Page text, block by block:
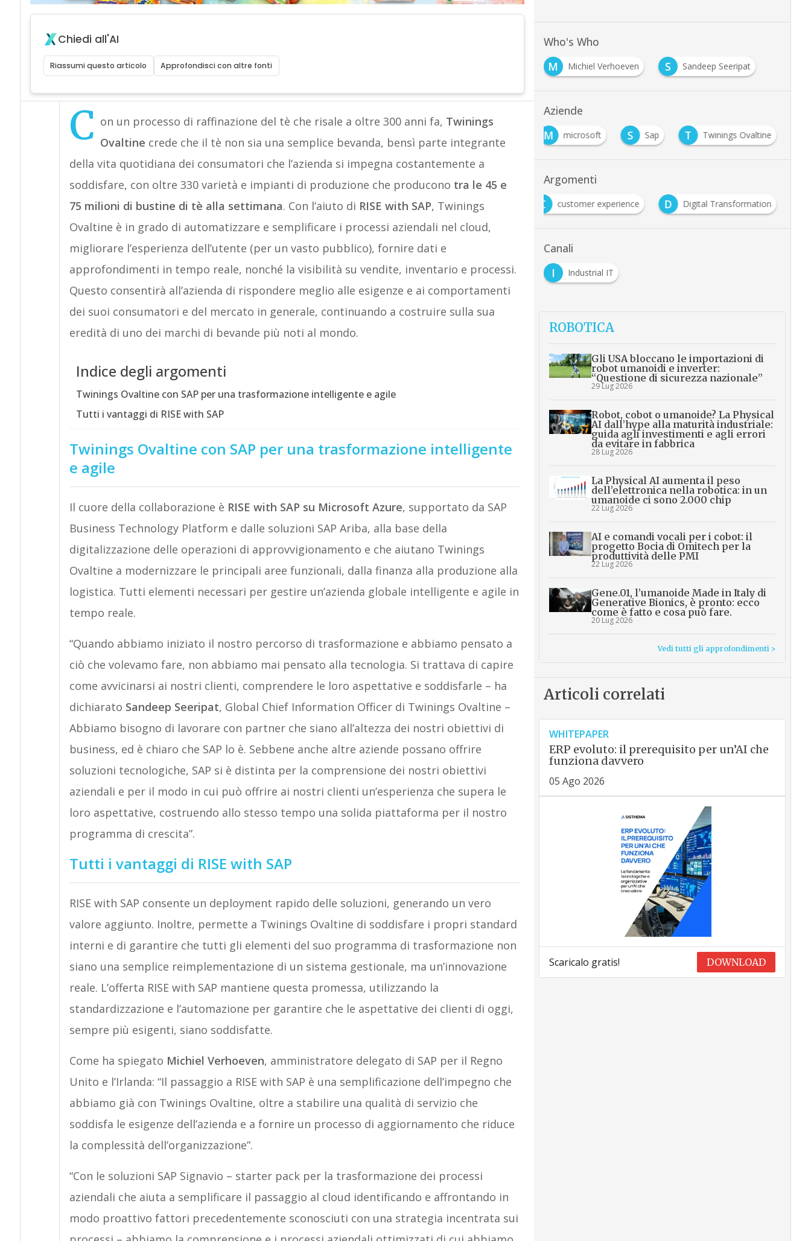
Chiedi all'AI
Riassumi questo articolo Approfondisci con altre fonti
C on un processo di raffinazione del tè che risale a oltre 300 anni fa, Twinings
Ovaltine crede che il tè non sia una semplice bevanda, bensì parte integrante
della vita quotidiana dei consumatori che l’azienda si impegna costantemente a
soddisfare, con oltre 330 varietà e impianti di produzione che producono tra le 45 e
75 milioni di bustine di tè alla settimana. Con l’aiuto di RISE with SAP, Twinings
Ovaltine è in grado di automatizzare e semplificare i processi aziendali nel cloud,
migliorare l’esperienza dell’utente (per un vasto pubblico), fornire dati e
approfondimenti in tempo reale, nonché la visibilità su vendite, inventario e processi.
Questo consentirà all’azienda di rispondere meglio alle esigenze e ai comportamenti
dei suoi consumatori e del mercato in generale, continuando a costruire sulla sua
eredità di uno dei marchi di bevande più noti al mondo.
Indice degli argomenti
Twinings Ovaltine con SAP per una trasformazione intelligente e agile
Tutti i vantaggi di RISE with SAP
Twinings Ovaltine con SAP per una trasformazione intelligente
e agile
Il cuore della collaborazione è RISE with SAP su Microsoft Azure, supportato da SAP
Business Technology Platform e dalle soluzioni SAP Ariba, alla base della
digitalizzazione delle operazioni di approvvigionamento e che aiutano Twinings
Ovaltine a modernizzare le principali aree funzionali, dalla finanza alla produzione alla
logistica. Tutti elementi necessari per gestire un’azienda globale intelligente e agile in
tempo reale.
“Quando abbiamo iniziato il nostro percorso di trasformazione e abbiamo pensato a
ciò che volevamo fare, non abbiamo mai pensato alla tecnologia. Si trattava di capire
come avvicinarsi ai nostri clienti, comprendere le loro aspettative e soddisfarle – ha
dichiarato Sandeep Seeripat, Global Chief Information Officer di Twinings Ovaltine –
Abbiamo bisogno di lavorare con partner che siano all’altezza dei nostri obiettivi di
business, ed è chiaro che SAP lo è. Sebbene anche altre aziende possano offrire
soluzioni tecnologiche, SAP si è distinta per la comprensione dei nostri obiettivi
aziendali e per il modo in cui può offrire ai nostri clienti un’esperienza che supera le
loro aspettative, costruendo allo stesso tempo una solida piattaforma per il nostro
programma di crescita”.
Tutti i vantaggi di RISE with SAP
RISE with SAP consente un deployment rapido delle soluzioni, generando un vero
valore aggiunto. Inoltre, permette a Twinings Ovaltine di soddisfare i propri standard
interni e di garantire che tutti gli elementi del suo programma di trasformazione non
siano una semplice reimplementazione di un sistema gestionale, ma un’innovazione
reale. L’offerta RISE with SAP mantiene questa promessa, utilizzando la
standardizzazione e l’automazione per garantire che le aspettative dei clienti di oggi,
sempre più esigenti, siano soddisfatte.
Come ha spiegato Michiel Verhoeven, amministratore delegato di SAP per il Regno
Unito e l’Irlanda: “Il passaggio a RISE with SAP è una semplificazione dell’impegno che
abbiamo già con Twinings Ovaltine, oltre a stabilire una qualità di servizio che
soddisfa le esigenze dell’azienda e a fornire un processo di aggiornamento che riduce
la complessità dell’organizzazione”.
“Con le soluzioni SAP Signavio – starter pack per la trasformazione dei processi
aziendali che aiuta a semplificare il passaggio al cloud identificando e affrontando in
modo proattivo fattori precedentemente sconosciuti con una strategia incentrata sui
Who's Who
M
Michiel Verhoeven S Sandeep Seeripat
Aziende
M
microsoft S Sap T Twinings Ovaltine
Argomenti
C
customer experience D Digital Transformation
Canali
I
Industrial IT
ROBOTICA
Gli USA bloccano le importazioni di
robot umanoidi e inverter:
“Questione di sicurezza nazionale”
29 Lug 2026
Robot, cobot o umanoide? La Physical
AI dall’hype alla maturità industriale:
guida agli investimenti e agli errori
da evitare in fabbrica
28 Lug 2026
La Physical AI aumenta il peso
dell’elettronica nella robotica: in un
umanoide ci sono 2.000 chip
22 Lug 2026
AI e comandi vocali per i cobot: il
progetto Bocia di Omitech per la
produttività delle PMI
22 Lug 2026
Gene.01, l’umanoide Made in Italy di
Generative Bionics, è pronto: ecco
come è fatto e cosa può fare.
20 Lug 2026
Vedi tutti gli approfondimenti >
Articoli correlati
WHITEPAPER
ERP evoluto: il prerequisito per un’AI che
funziona davvero
05 Ago 2026
Scaricalo gratis! DOWNLOAD